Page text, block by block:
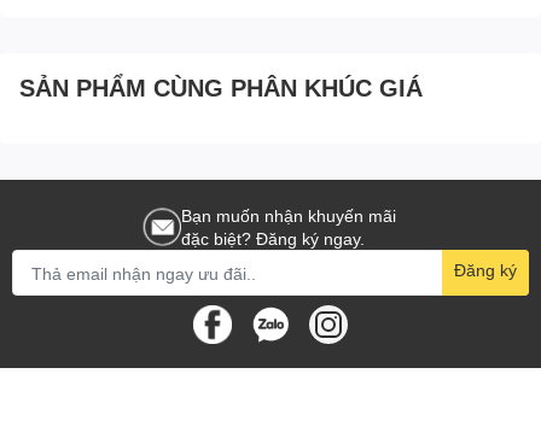
SẢN PHẨM CÙNG PHÂN KHÚC GIÁ
Bạn muốn nhận khuyến mãi
đặc biệt? Đăng ký ngay.
Đăng ký